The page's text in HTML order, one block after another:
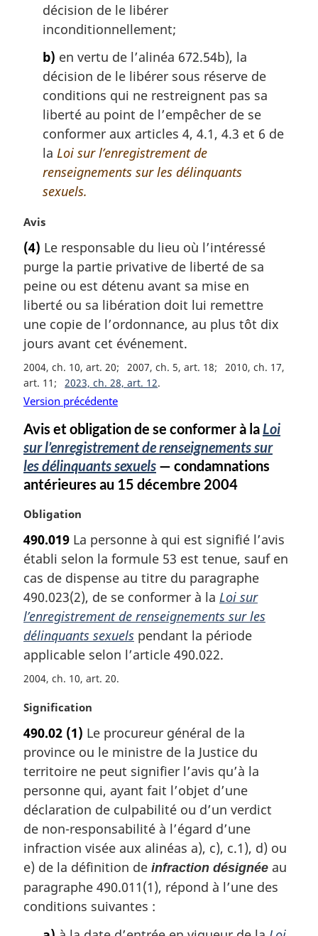
décision de le libérer
inconditionnellement;
b) en vertu de l’alinéa 672.54b), la
décision de le libérer sous réserve de
conditions qui ne restreignent pas sa
liberté au point de l’empêcher de se
conformer aux articles 4, 4.1, 4.3 et 6 de
la Loi sur l’enregistrement de
renseignements sur les délinquants
sexuels.
N
t
e
m
a
g
i
n
a
e
:
Avis
(4) Le responsable du lieu où l’intéressé
purge la partie privative de liberté de sa
peine ou est détenu avant sa mise en
liberté ou sa libération doit lui remettre
une copie de l’ordonnance, au plus tôt dix
jours avant cet événement.
2004, ch. 10, art. 20 2007, ch. 5, art. 18
2010, ch. 17,
art. 11
2023, ch. 28, art. 12
Version précédente
Avis et obligation de se conformer à laLoi
sur l’enregistrement de renseignements sur
les délinquants sexuels — condamnations
antérieures au 15 décembre 2004
N
t
e
m
a
g
i
n
l
e
Obligation
490.019 La personne à qui est signifié l’avis
établi selon la formule 53 est tenue, sauf en
cas de dispense au titre du paragraphe
490.023(2), de se conformer à la Loi sur
l’enregistrement de renseignements sur les
délinquants sexuels pendant la période
applicable selon l’article 490.022.
2004, ch. 10, art. 20
N
t
e
m
a
r
g
i
n
a
e
:
Signification
490.02 (1) Le procureur général de la
province ou le ministre de la Justice du
territoire ne peut signifier l’avis qu’à la
personne qui, ayant fait l’objet d’une
déclaration de culpabilité ou d’un verdict
de non-responsabilité à l’égard d’une
infraction visée aux alinéas a), c), c.1), d) ou
e) de la définition de infraction désignée au
paragraphe 490.011(1), répond à l’une des
conditions suivantes :